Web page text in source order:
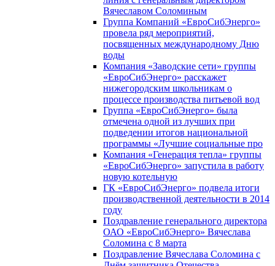
Вячеславом Соломиным
Группа Компаний «ЕвроСибЭнерго»
провела ряд мероприятий,
посвященных международному Дню
воды
Компания «Заводские сети» группы
«ЕвроСибЭнерго» расскажет
нижегородским школьникам о
процессе производства питьевой вод
Группа «ЕвроСибЭнерго» была
отмечена одной из лучших при
подведении итогов национальной
программы «Лучшие социальные про
Компания «Генерация тепла» группы
«ЕвроСибЭнерго» запустила в работу
новую котельную
ГК «ЕвроСибЭнерго» подвела итоги
производственной деятельности в 2014
году
Поздравление генерального директора
ОАО «ЕвроСибЭнерго» Вячеслава
Соломина с 8 марта
Поздравление Вячеслава Соломина с